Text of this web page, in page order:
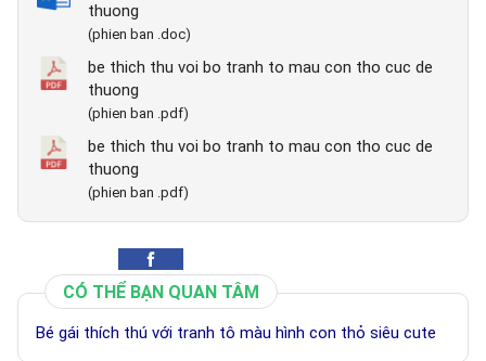
thuong
(phien ban .doc)
be thich thu voi bo tranh to mau con tho cuc de
thuong
(phien ban .pdf)
be thich thu voi bo tranh to mau con tho cuc de
thuong
(phien ban .pdf)
CÓ THỂ BẠN QUAN TÂM
Bé gái thích thú với tranh tô màu hình con thỏ siêu cute